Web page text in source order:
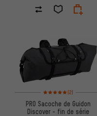
Note moyenne : 5 sur
(2)
PRO Sacoche de Guidon
Discover - fin de série